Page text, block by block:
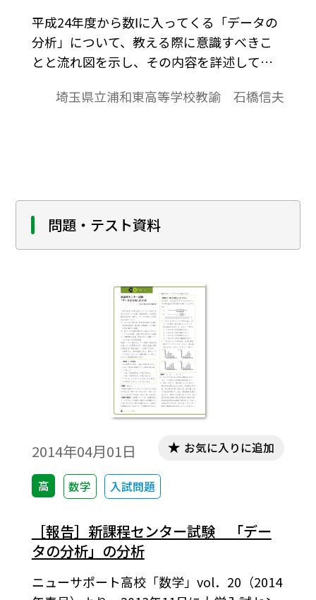
平成24年度から数Ⅰに入ってくる「データの
分析」について、教える際に意識すべきこ
とと流れ図を示し、その内容を詳述して指
埼玉県立浦和東高等学校教諭 石橋信夫
問題・テスト資料
2014年04月01日
高 数学 入試問題
お気に入りに追加
［報告］新課程センター試験 「デー
タの分析」の分析
ニューサポート高校「数学」vol．20（2014